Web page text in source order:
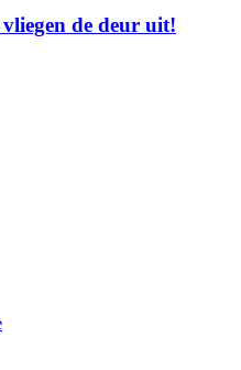
de deur uit!